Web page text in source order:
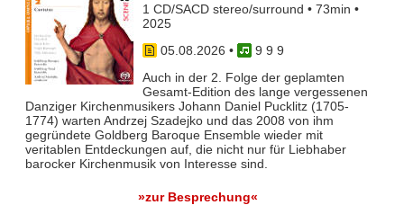
1 CD/SACD stereo/surround • 73min •
2025
05.08.2026 •
9 9 9
Auch in der 2. Folge der geplamten
Gesamt-Edition des lange vergessenen
Danziger Kirchenmusikers Johann Daniel Pucklitz (1705-
1774) warten Andrzej Szadejko und das 2008 von ihm
gegründete Goldberg Baroque Ensemble wieder mit
veritablen Entdeckungen auf, die nicht nur für Liebhaber
barocker Kirchenmusik von Interesse sind.
»zur Besprechung«